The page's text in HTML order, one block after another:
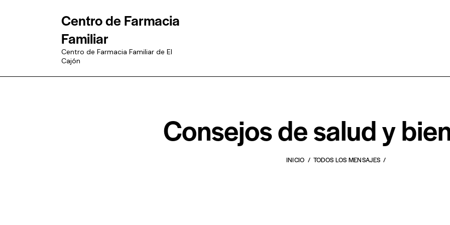
Centro de Farmacia
Familiar
Centro de Farmacia Familiar de El
Cajón
Consejos de salud y
INICIO TODOS LOS MENSAJES